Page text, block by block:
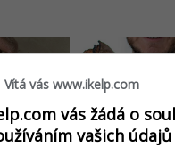
Vítá vás www.ikelp.com
vás žádá o
vašich údajů